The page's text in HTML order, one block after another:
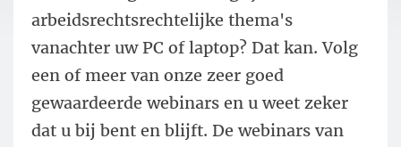
arbeidsrechtsrechtelijke thema's
vanachter uw PC of laptop? Dat kan. Volg
een of meer van onze zeer goed
gewaardeerde webinars en u weet zeker
dat u bij bent en blijft. De webinars van